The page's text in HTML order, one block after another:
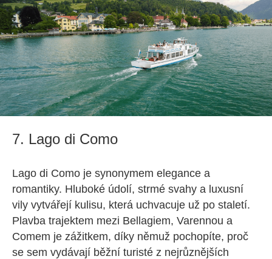
7. Lago di Como
Lago di Como je synonymem elegance a
romantiky. Hluboké údolí, strmé svahy a luxusní
vily vytvářejí kulisu, která uchvacuje už po staletí.
Plavba trajektem mezi Bellagiem, Varennou a
Comem je zážitkem, díky němuž pochopíte, proč
se sem vydávají běžní turisté z nejrůznějších